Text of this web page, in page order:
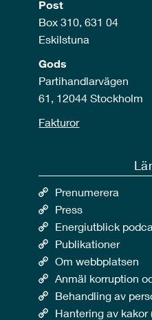
Post
Box 310, 631 04
Eskilstuna
Gods
Partihandlarvägen
61, 12044 Stockholm
Fakturor
Prenumerera
Press
Energiutblick
Publikationer
Om webbplatsen
Anmäl korruption
Behandling av
Hantering av kakor